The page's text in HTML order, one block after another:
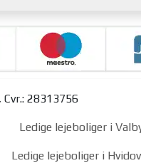
28313756
Ledige lejeboliger i
Ledige lejeboliger i